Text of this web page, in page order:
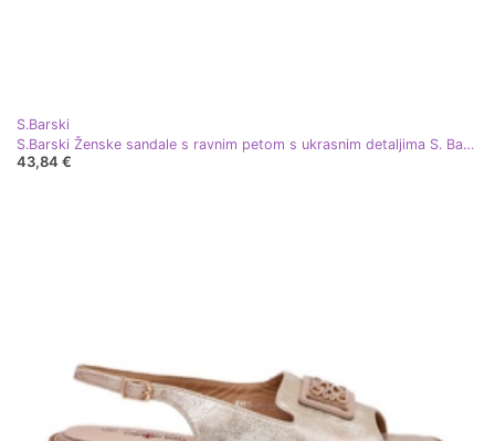
S.Barski
S.Barski Ženske sandale s ravnim petom s ukrasnim detaljima S. Barski KV51-080 PLN zlatni
43,84 €